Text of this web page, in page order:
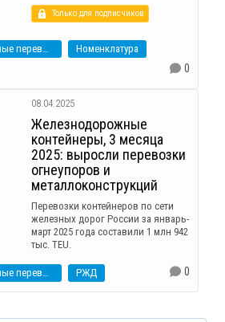
Только для подписчиков
Контейнерные перевозки
Номенклатура
0
08.04.2025
Железнодорожные
контейнеры, 3 месяца
2025: выросли перевозки
огнеупоров и
металлоконструкций
Перевозки контейнеров по сети
железных дорог России за январь-
март 2025 года составили 1 млн 942
тыс. TEU.
Контейнерные перевозки РЖД 0